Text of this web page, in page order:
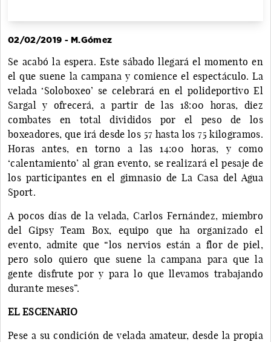
02/02/2019 - M.Gómez
Se acabó la espera. Este sábado llegará el momento en
el que suene la campana y comience el espectáculo. La
velada ‘Soloboxeo’ se celebrará en el polideportivo El
Sargal y ofrecerá, a partir de las 18:00 horas, diez
combates en total divididos por el peso de los
boxeadores, que irá desde los 57 hasta los 75 kilogramos.
Horas antes, en torno a las 14:00 horas, y como
‘calentamiento’ al gran evento, se realizará el pesaje de
los participantes en el gimnasio de La Casa del Agua
Sport.
A pocos días de la velada, Carlos Fernández, miembro
del Gipsy Team Box, equipo que ha organizado el
evento, admite que “los nervios están a flor de piel,
pero solo quiero que suene la campana para que la
gente disfrute por y para lo que llevamos trabajando
durante meses”.
EL ESCENARIO
Pese a su condición de velada amateur, desde la propia